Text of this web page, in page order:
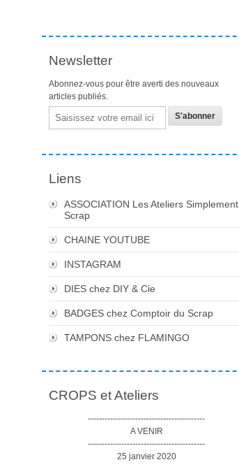
Newsletter
Abonnez-vous pour être averti des nouveaux
articles publiés.
Email
Liens
ASSOCIATION Les Ateliers Simplement
Scrap
CHAINE YOUTUBE
INSTAGRAM
DIES chez DIY & Cie
BADGES chez Comptoir du Scrap
TAMPONS chez FLAMINGO
CROPS et Ateliers
------------------------------------------
A VENIR
------------------------------------------
25 janvier 2020